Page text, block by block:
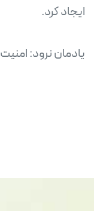
یادمان نرود: